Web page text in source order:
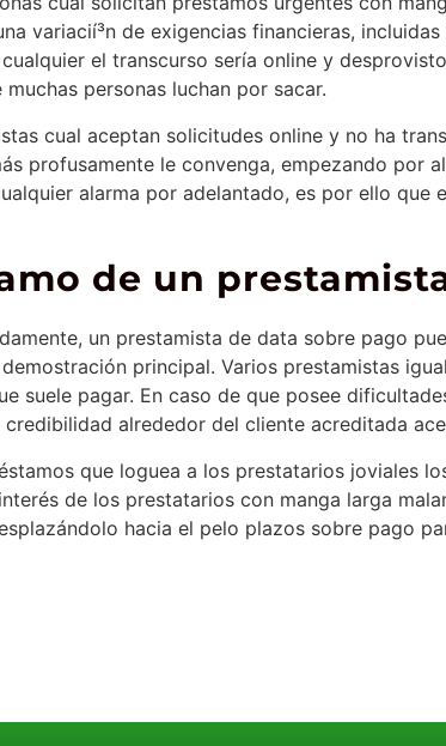
variacií³n de exigencias financieras,
el transcurso serí­a online y
personas luchan por sacar.
cual aceptan solicitudes online y no ha
profusamente le convenga, empezando por
alarma por adelantado, es por ello
de un
un prestamista de data sobre pago
principal. Varios prestamistas
suele pagar. En caso de que posee
alrededor del cliente acreditada
que loguea a los prestatarios joviales
de los prestatarios con manga larga
hacia el pelo plazos sobre pago